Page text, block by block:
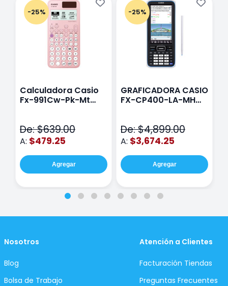
-25%
Calculadora Casio
Fx-991Cw-Pk-Mt
De: $639.00
A: $479.25
Agregar
-25%
GRAFICADORA CASIO
FX-CP400-LA-MH
De: $4,899.00
A: $3,674.25
Agregar
Nosotros
Blog
Bolsa de Trabajo
Atención a Clientes
Facturación Tiendas
Preguntas Frecuentes